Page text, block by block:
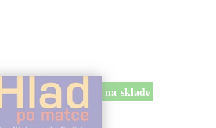
na sklade